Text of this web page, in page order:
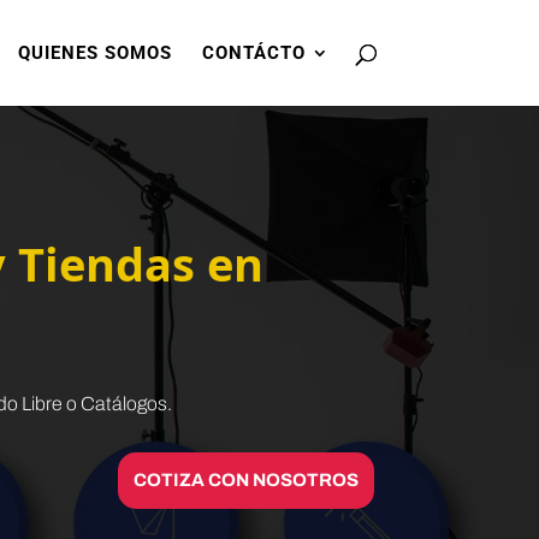
QUIENES SOMOS CONTÁCTO
Tiendas en
Libre o Catálogos.
COTIZA CON NOSOTROS